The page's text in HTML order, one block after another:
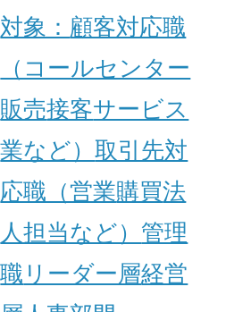
対象： 顧客対応職
（コールセンター
販売接客サービス
業など）取引先対
応職（営業購買法
人担当など） 管理
職 リーダー層経営